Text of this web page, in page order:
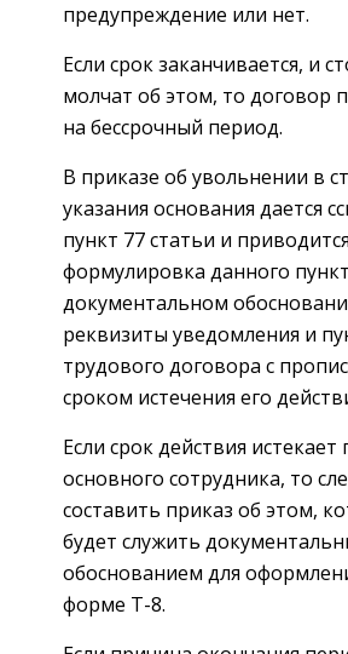
предупреждение или нет.
Если срок заканчивается, и
молчат об этом, то договор
на бессрочный период.
В приказе об увольнении в
указания основания дается
пункт 77 статьи и приводится
формулировка данного
документальном
реквизиты уведомления и
трудового договора с
сроком истечения его
Если срок действия
основного сотрудника, то
составить приказ об этом,
будет служить
обоснованием для
форме Т-8.